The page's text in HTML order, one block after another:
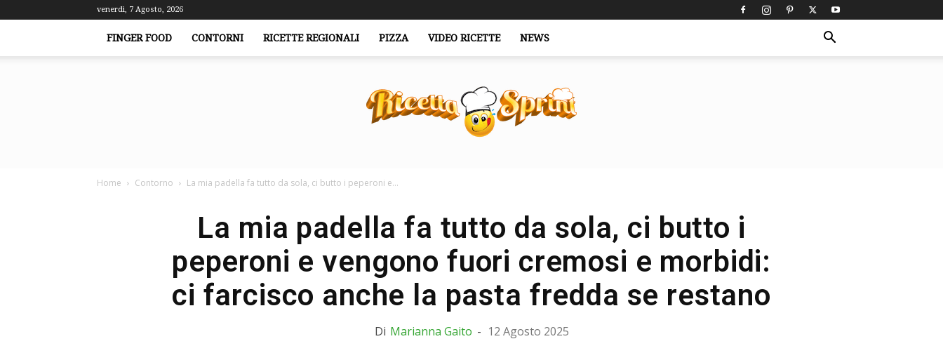
venerdì, 7 Agosto, 2026
FINGER FOOD CONTORNI RICETTE REGIONALI PIZZA VIDEO RICETTE NEWS
Home Contorno La mia padella fa tutto da sola, ci butto i peperoni e...
La mia padella fa tutto da sola, ci butto i
peperoni e vengono fuori cremosi e morbidi:
ci farcisco anche la pasta fredda se restano
Di Marianna Gaito - 12 Agosto 2025